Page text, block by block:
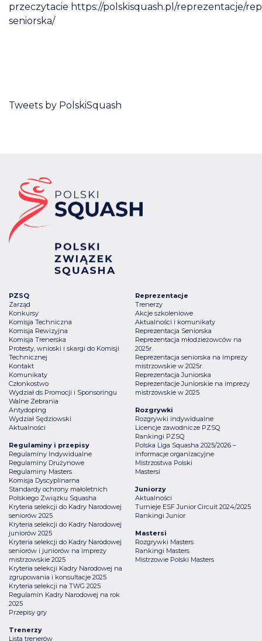
przeczytacie https://polskisquash.pl/reprezentacje/
seniorska/
Tweets by PolskiSquash
PZSQ
Zarząd
Konkursy
Komisja Techniczna
Komisja Rewizyjna
Komisja Trenerska
Protesty, wnioski i skargi do Komisji
Technicznej
Kontakt
Komunikaty
Członkostwo
Wydział ds Promocji i Sponsoringu
Walne Zebrania
Antydoping
Wydział Sędziowski
Aktualności
Reprezentacje
Trenerzy
Akcje szkoleniowe
Aktualności i komunikaty
Reprezentacja Seniorska
Reprezentacja młodzieżowców na
2025r.
Reprezentacja seniorska na imprezy
mistrzowskie w 2025r.
Reprezentacja Juniorska
Reprezentacje Juniorskie na imprezy
mistrzowskie w 2025
Rozgrywki
Rozgrywki indywidualne
Licencje zawodnicze PZSQ
Rankingi PZSQ
Polska Liga Squasha 2025/2026 –
informacje organizacyjne
Mistrzostwa Polski
Mastersi
Juniorzy
Aktualności
Turnieje ESF Junior Circuit 2024/2025
Rankingi Junior
Mastersi
Rozgrywki Masters
Rankingi Masters
Mistrzowie Polski Masters
Regulaminy i przepisy
Regulaminy Indywidualne
Regulaminy Drużynowe
Regulaminy Masters
Komisja Dyscyplinarna
Standardy ochrony małoletnich
Polskiego Związku Squasha
Kryteria selekcji do Kadry Narodowej
seniorów 2025
Kryteria selekcji do Kadry Narodowej
juniorów 2025
Kryteria selekcji do Kadry Narodowej
seniorów i juniorów na imprezy
mistrzowskie 2025
Kryteria selekcji Kadry Narodowej na
zgrupowania i konsultacje 2025
Kryteria selekcji na TWG 2025
Regulamin Kadry Narodowej na rok
2025
Przepisy gry
Trenerzy
Lista trenerów